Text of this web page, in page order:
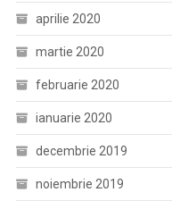
aprilie 2020
martie 2020
februarie 2020
ianuarie 2020
decembrie 2019
noiembrie 2019